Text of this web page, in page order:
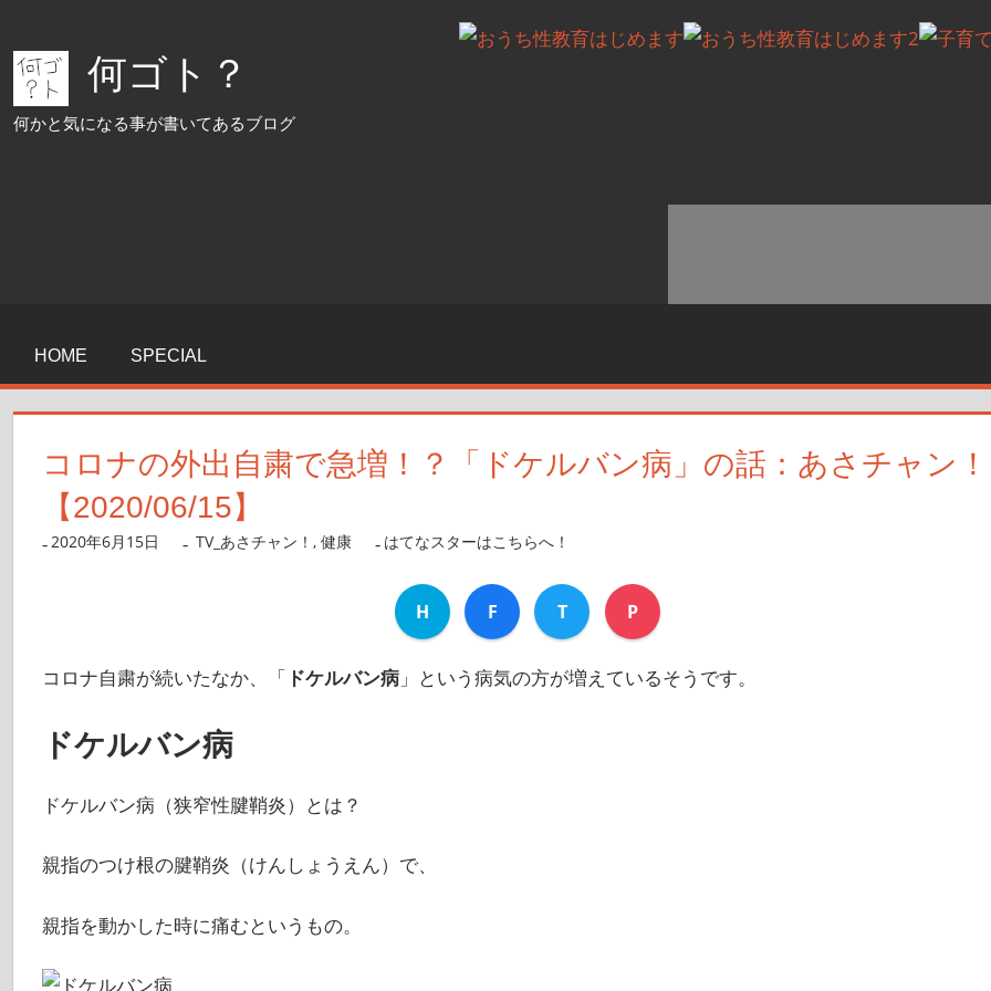
ン
ン
何ゴト？
何かと気になる事が書いてあるブログ
HOME SPECIAL
コロナの外出自粛で急増！？「ドケルバン病」の話：あさチャン！
【2020/06/15】
2020年6月15日 nanigoto
TV_あさチャン！ , 健康 はてなスターはこちらへ！
H F T P
コロナ自粛が続いたなか、「 ドケルバン病」という病気の方が増えているそうです。
ドケルバン病
ドケルバン病（狭窄性腱鞘炎）とは？
親指のつけ根の腱鞘炎（けんしょうえん）で、
親指を動かした時に痛むというもの。